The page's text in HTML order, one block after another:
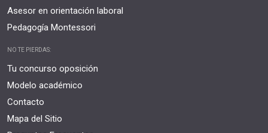
Asesor en orientación laboral
Pedagogía Montessori
NO TE PIERDAS:
Tu concurso oposición
Modelo académico
Contacto
Mapa del Sitio